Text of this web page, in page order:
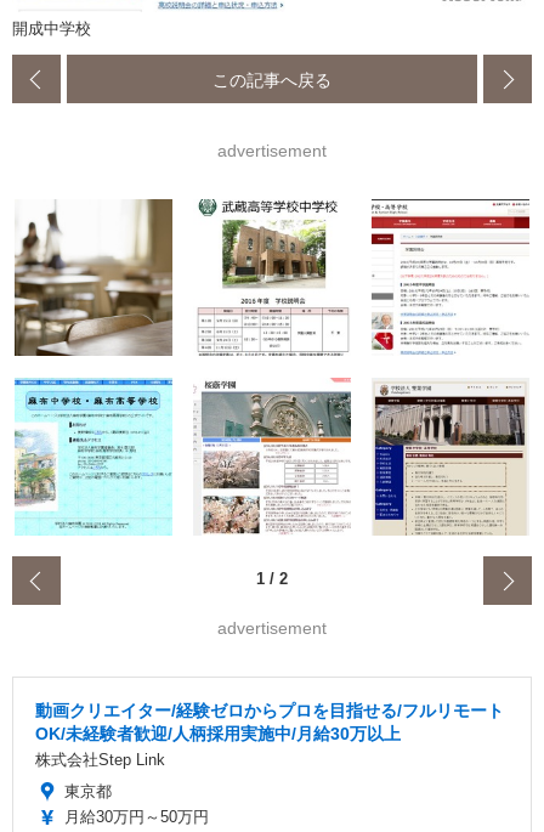
開成中学校
この記事へ戻る
advertisement
1 / 2
advertisement
動画クリエイター/経験ゼロからプロを目指せる/フルリモート
OK/未経験者歓迎/人柄採用実施中/月給30万以上
株式会社Step Link
東京都
月給30万円～50万円